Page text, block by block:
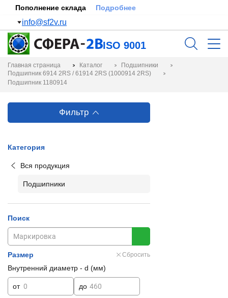
Пополнение склада Подробнее
info@sf2v.ru
ISO 9001
Главная страница Каталог
Подшипники
Подшипник 6914 2RS / 61914 2RS (1000914 2RS)
Подшипник 1180914
Фильтр
Категория
Вся продукция
Подшипники
Поиск
Размер Сбросить
Внутренний диаметр - d (мм)
от до